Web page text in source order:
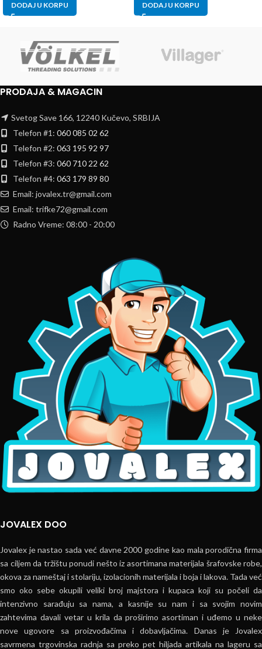
DODAJ U KORPU DODAJ U KORPU
PRODAJA & MAGACIN
Svetog Save 166, 12240 Kučevo, SRBIJA
Telefon #1: 060 085 02 62
Telefon #2: 063 195 92 97
Telefon #3: 060 710 22 62
Telefon #4: 063 179 89 80
Email: jovalex.tr@gmail.com
Email: trifke72@gmail.com
Radno Vreme: 08:00 - 20:00
JOVALEX DOO
Jovalex je nastao sada već davne 2000 godine kao mala porodična firma
sa ciljem da tržištu ponudi nešto iz asortimana materijala šrafovske robe,
okova za nameštaj i stolariju, izolacionih materijala i boja i lakova. Tada već
smo oko sebe okupili veliki broj majstora i kupaca koji su počeli da
intenzivno sarađuju sa nama, a kasnije su nam i sa svojim novim
zahtevima davali vetar u krila da proširimo asortiman i uđemo u neke
nove ugovore sa proizvođačima i dobavljačima. Danas je Jovalex
savrmena trgovinska radnja sa preko pet hiljada artikala na lageru sa